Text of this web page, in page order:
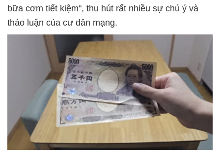
bữa cơm tiết kiệm", thu hút rất nhiều sự chú ý và
thảo luận của cư dân mạng.